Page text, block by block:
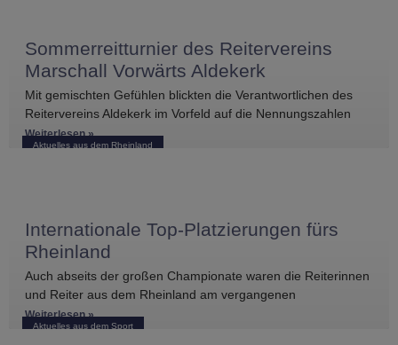
Aktuelles aus dem Rheinland
Sommerreitturnier des Reitervereins
Marschall Vorwärts Aldekerk
Mit gemischten Gefühlen blickten die Verantwortlichen des
Reitervereins Aldekerk im Vorfeld auf die Nennungszahlen
vergleichbarer Turniere in der näheren Umgebung. Umso
größer war die
Weiterlesen »
Aktuelles aus dem Sport
Internationale Top-Platzierungen fürs
Rheinland
Auch abseits der großen Championate waren die Reiterinnen
und Reiter aus dem Rheinland am vergangenen
Wochenende international erfolgreich unterwegs. Bei
Weiterlesen »